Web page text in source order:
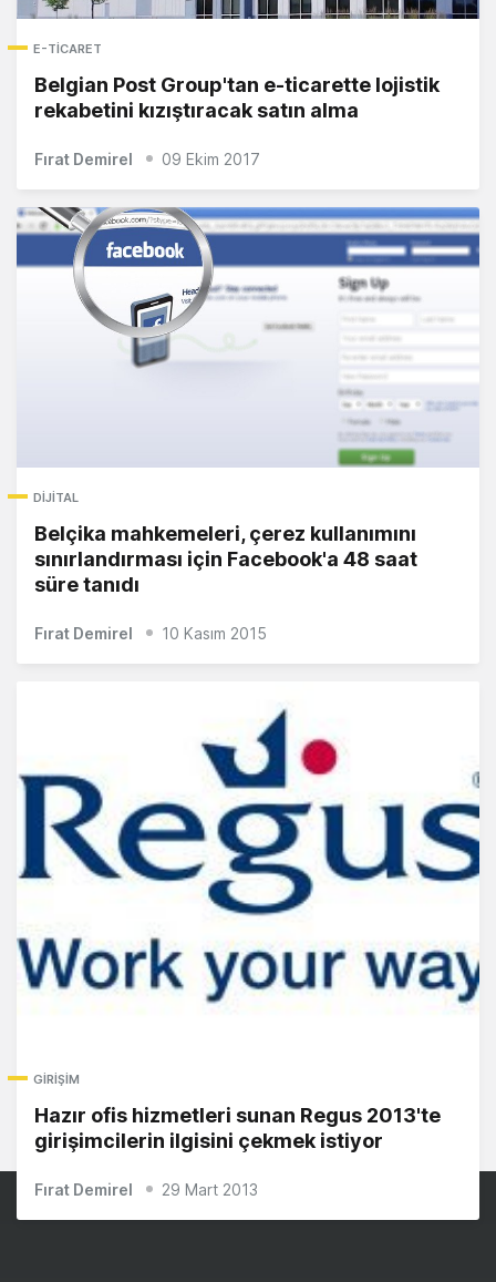
E-TICARET
Belgian Post Group'tan e-ticarette lojistik
rekabetini kızıştıracak satın alma
Fırat Demirel 09 Ekim 2017
DIJITAL
Belçika mahkemeleri, çerez kullanımını
sınırlandırması için Facebook'a 48 saat
süre tanıdı
Fırat Demirel 10 Kasım 2015
GIRIŞIM
Hazır ofis hizmetleri sunan Regus 2013'te
girişimcilerin ilgisini çekmek istiyor
Fırat Demirel 29 Mart 2013